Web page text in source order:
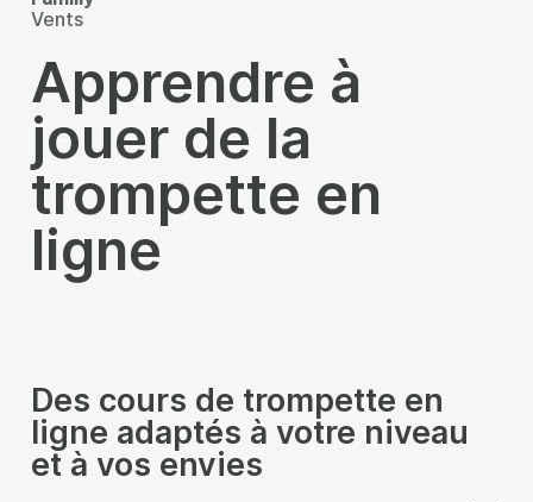
Vents
Apprendre à
jouer de la
trompette en
ligne
Des cours de trompette en
ligne adaptés à votre niveau
et à vos envies